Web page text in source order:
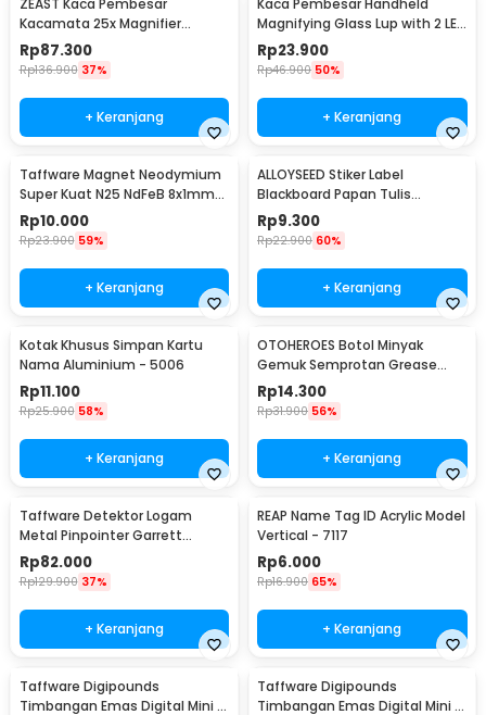
Kacamata 25x Magnifier
dengan 2 LED - 9892GJ
Rp87.300
Rp136.900 37%
+ Keranjang
Magnifying Glass Lup with 2 LED
35mm 8X - MG6B-2
Rp23.900
Rp46.900 50%
+ Keranjang
Taffware Magnet Neodymium
Super Kuat N25 NdFeB 8x1mm
50 PCS - M35
Rp10.000
Rp23.900 59%
+ Keranjang
ALLOYSEED Stiker Label
Blackboard Papan Tulis
Removable 50 PCS - TH002
Rp9.300
Rp22.900 60%
+ Keranjang
Kotak Khusus Simpan Kartu
Nama Aluminium - 5006
Rp11.100
Rp25.900 58%
+ Keranjang
OTOHEROES Botol Minyak
Gemuk Semprotan Grease
Gun 250ml - Q001
Rp14.300
Rp31.900 56%
+ Keranjang
Taffware Detektor Logam
Metal Pinpointer Garrett
Waterproof - 1166000
Rp82.000
Rp129.900 37%
+ Keranjang
REAP Name Tag ID Acrylic Model
Vertical - 7117
Rp6.000
Rp16.900 65%
+ Keranjang
Taffware Digipounds
Timbangan Emas Digital Mini 7
Taffware Digipounds
Timbangan Emas Digital Mini 5